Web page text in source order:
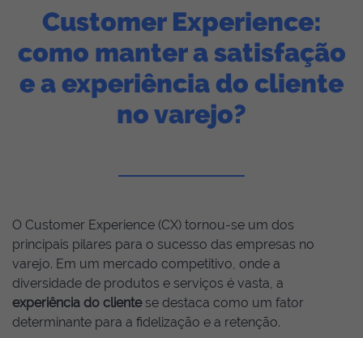
Customer Experience:
como manter a satisfação
e a experiência do cliente
no varejo?
O Customer Experience (CX) tornou-se um dos
principais pilares para o sucesso das empresas no
varejo. Em um mercado competitivo, onde a
diversidade de produtos e serviços é vasta, a
experiência do clientese destaca como um fator
determinante para a fidelização e a retenção.